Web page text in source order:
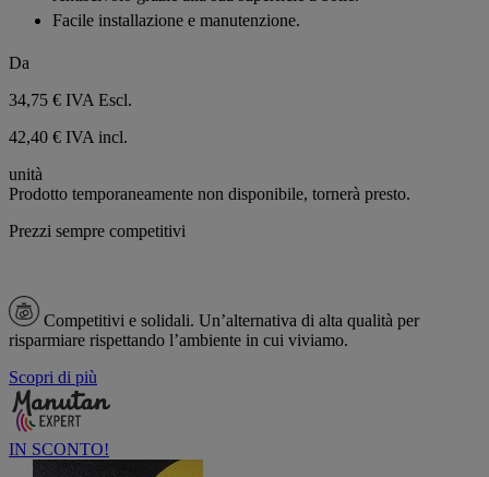
Facile installazione e manutenzione.
Da
34,75 € IVA Escl.
42,40 € IVA incl.
unità
Prodotto temporaneamente non disponibile, tornerà presto.
Prezzi sempre competitivi
Competitivi e solidali. Un’alternativa di alta qualità per
risparmiare rispettando l’ambiente in cui viviamo.
Scopri di più
IN SCONTO!